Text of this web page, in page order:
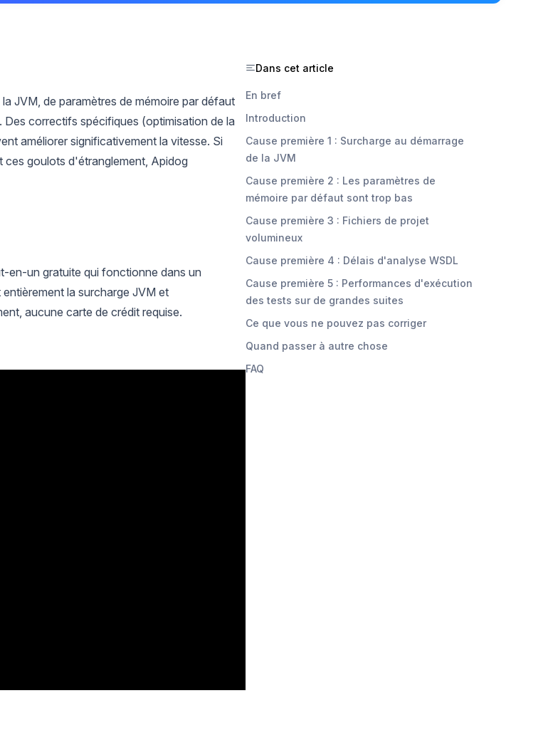
JVM, de paramètres de mémoire par défaut
correctifs spécifiques (optimisation de la
améliorer significativement la vitesse. Si
ces goulots d'étranglement, Apidog
en-un gratuite qui fonctionne dans un
la surcharge JVM et
aucune carte de crédit requise.
Dans cet article
En bref
Introduction
Cause première 1 : Surcharge au démarrage
de la JVM
Cause première 2 : Les paramètres de
mémoire par défaut sont trop bas
Cause première 3 : Fichiers de projet
volumineux
Cause première 4 : Délais d'analyse WSDL
Cause première 5 : Performances d'exécution
des tests sur de grandes suites
Ce que vous ne pouvez pas corriger
Quand passer à autre chose
FAQ